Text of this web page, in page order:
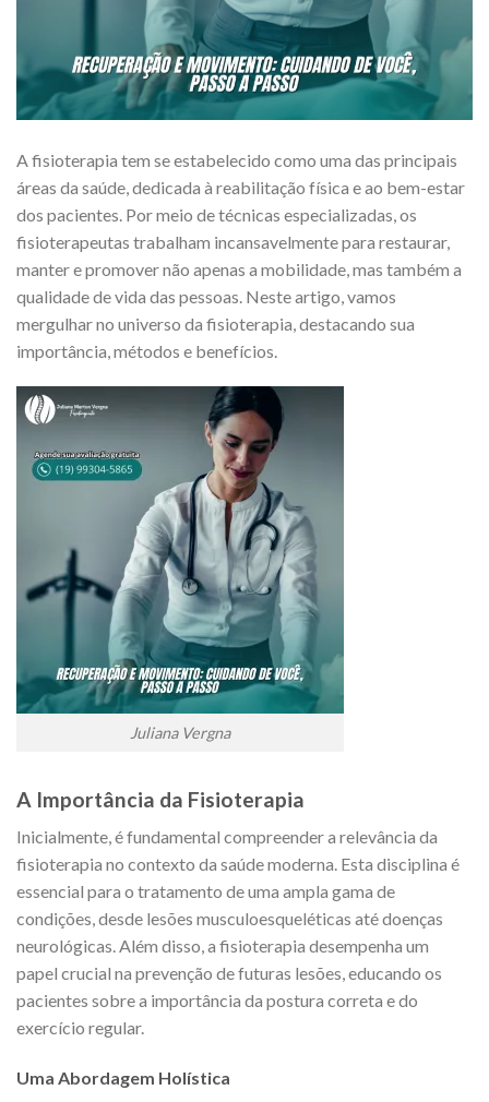
A fisioterapia tem se estabelecido como uma das principais
áreas da saúde, dedicada à reabilitação física e ao bem-estar
dos pacientes. Por meio de técnicas especializadas, os
fisioterapeutas trabalham incansavelmente para restaurar,
manter e promover não apenas a mobilidade, mas também a
qualidade de vida das pessoas. Neste artigo, vamos
mergulhar no universo da fisioterapia, destacando sua
importância, métodos e benefícios.
Juliana Vergna
A Importância da Fisioterapia
Inicialmente, é fundamental compreender a relevância da
fisioterapia no contexto da saúde moderna. Esta disciplina é
essencial para o tratamento de uma ampla gama de
condições, desde lesões musculoesqueléticas até doenças
neurológicas. Além disso, a fisioterapia desempenha um
papel crucial na prevenção de futuras lesões, educando os
pacientes sobre a importância da postura correta e do
exercício regular.
Uma Abordagem Holística